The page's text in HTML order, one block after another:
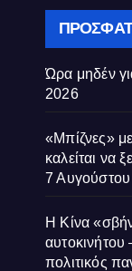
Ώρα μηδέν
2026
«Μπίζνες»
καλείται να
7
Η Κίνα
πολιτικός